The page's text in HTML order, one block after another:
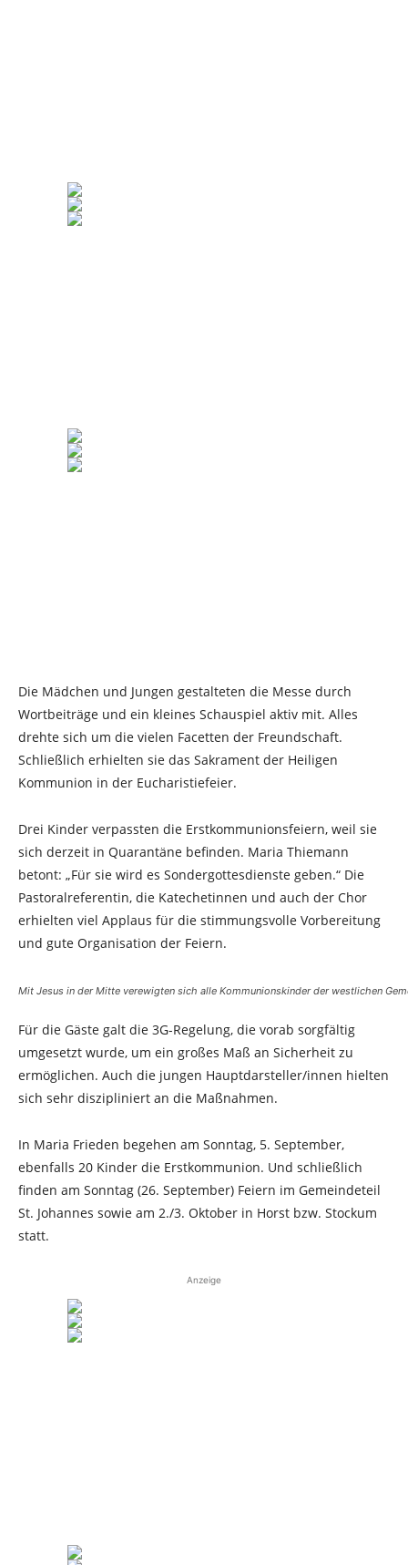
Die Mädchen und Jungen gestalteten die Messe durch
Wortbeiträge und ein kleines Schauspiel aktiv mit. Alles
drehte sich um die vielen Facetten der Freundschaft.
Schließlich erhielten sie das Sakrament der Heiligen
Kommunion in der Eucharistiefeier.
Drei Kinder verpassten die Erstkommunionsfeiern, weil sie
sich derzeit in Quarantäne befinden. Maria Thiemann
betont: „Für sie wird es Sondergottesdienste geben.“ Die
Pastoralreferentin, die Katechetinnen und auch der Chor
erhielten viel Applaus für die stimmungsvolle Vorbereitung
und gute Organisation der Feiern.
Mit Jesus in der Mitte verewigten sich alle Kommunionskinder der westlichen
Für die Gäste galt die 3G-Regelung, die vorab sorgfältig
umgesetzt wurde, um ein großes Maß an Sicherheit zu
ermöglichen. Auch die jungen Hauptdarsteller/innen hielten
sich sehr diszipliniert an die Maßnahmen.
In Maria Frieden begehen am Sonntag, 5. September,
ebenfalls 20 Kinder die Erstkommunion. Und schließlich
finden am Sonntag (26. September) Feiern im Gemeindeteil
St. Johannes sowie am 2./3. Oktober in Horst bzw. Stockum
statt.
Anzeige